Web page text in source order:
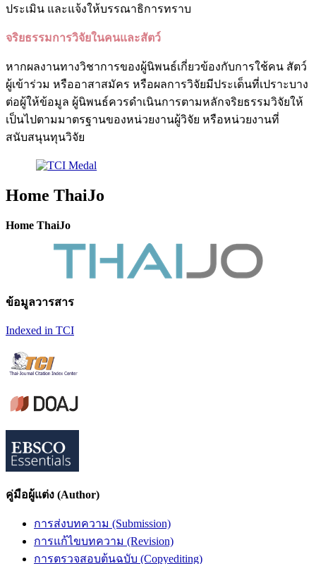
ประเมิน และแจ้งให้บรรณาธิการทราบ
จริยธรรมการวิจัยในคนและสัตว์
หากผลงานทางวิชาการของผู้นิพนธ์เกี่ยวข้องกับการใช้คน สัตว์
ผู้เข้าร่วม หรืออาสาสมัคร หรือผลการวิจัยมีประเด็นที่เปราะบาง
ต่อผู้ให้ข้อมูล ผู้นิพนธ์ควรดำเนินการตามหลักจริยธรรมวิจัยให้
เป็นไปตามมาตรฐานของหน่วยงานผู้วิจัย หรือหน่วยงานที่
สนับสนุนทุนวิจัย
Home ThaiJo
Home ThaiJo
ข้อมูลวารสาร
Indexed in TCI
คู่มือผู้แต่ง (Author)
การส่งบทความ (Submission)
การแก้ไขบทความ (Revision)
การตรวจสอบต้นฉบับ (Copyediting)